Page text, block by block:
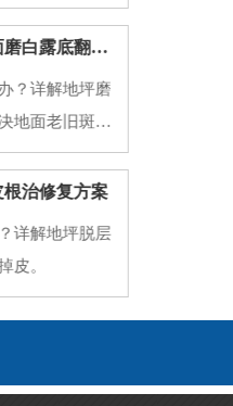
氧地面，使用
面打滑、污
西安厂房地坪划痕磨损修复，叉车通道环氧地面磨白露底翻新方案
？详解地坪磨
地面老旧斑驳
治修复方案
详解地坪脱层
皮。